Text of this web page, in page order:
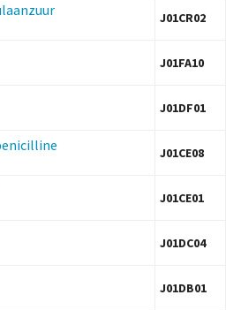
J01CR02
J01FA10
J01DF01
J01CE08
J01CE01
J01DC04
J01DB01